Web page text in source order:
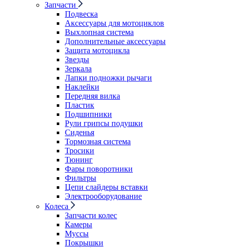
Запчасти
Подвеска
Аксессуары для мотоциклов
Выхлопная система
Дополнительные аксессуары
Защита мотоцикла
Звезды
Зеркала
Лапки подножки рычаги
Наклейки
Передняя вилка
Пластик
Подшипники
Рули грипсы подушки
Сиденья
Тормозная система
Тросики
Тюнинг
Фары поворотники
Фильтры
Цепи слайдеры вставки
Электрооборудование
Колеса
Запчасти колес
Камеры
Муссы
Покрышки